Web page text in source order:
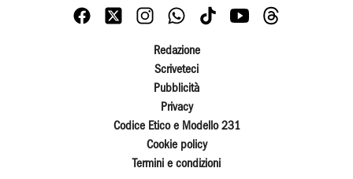
Redazione
Scriveteci
Pubblicità
Privacy
Codice Etico e Modello 231
Cookie policy
Termini e condizioni